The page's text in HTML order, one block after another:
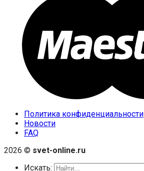
Политика конфиденциальности
Новости
FAQ
2026 © svet-online.ru
Искать: